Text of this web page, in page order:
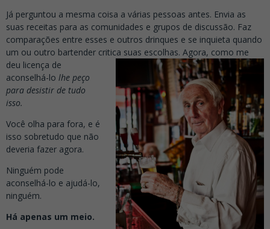
Já perguntou a mesma coisa a várias pessoas antes. Envia as
suas receitas para as comunidades e grupos de discussão. Faz
comparações entre esses e outros drinques e se inquieta quando
um ou outro bartender critica suas escolhas. Agora, como me
deu licença de
aconselhá-lo lhe peço
para desistir de tudo
isso.
Você olha para fora, e é
isso sobretudo que não
deveria fazer agora.
Ninguém pode
aconselhá-lo e ajudá-lo,
ninguém.
Há apenas um meio.